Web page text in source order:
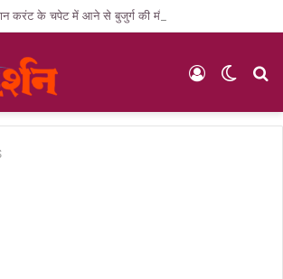
करंट के चपेट में आने से बुजुर्ग की मौत, पसरा मातम
Switch
Log